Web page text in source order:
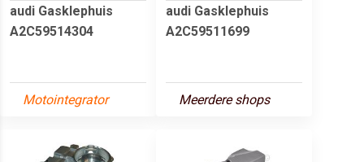
audi Gasklephuis
A2C59514304
Motointegrator
audi Gasklephuis
A2C59511699
Meerdere shops